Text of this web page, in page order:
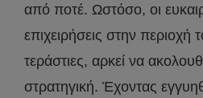
από ποτέ. Ωστόσο, οι
επιχειρήσεις στην περιοχή
τεράστιες, αρκεί να
στρατηγική. Έχοντας